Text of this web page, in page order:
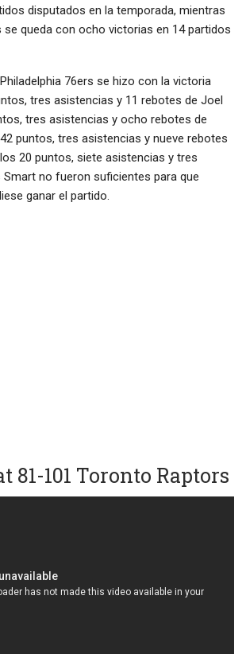
disputados en la temporada, mientras
queda con ocho victorias en 14 partidos
76ers se hizo con la victoria
tres asistencias y 11 rebotes de Joel
tres asistencias y ocho rebotes de
puntos, tres asistencias y nueve rebotes
20 puntos, siete asistencias y tres
no fueron suficientes para que
ganar el partido.
81-101 Toronto Raptors